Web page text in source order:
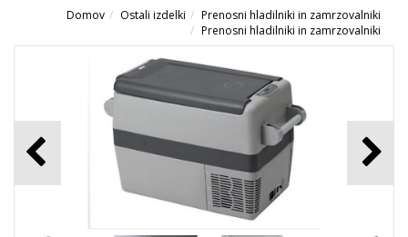
CTEK polnilec
akumulatorja MXS 7.0 EU-
G 12V
170,00 €
Domov Ostali izdelki
Prenosni hladilniki in zamrzovalniki
Prenosni hladilniki in zamrzovalniki